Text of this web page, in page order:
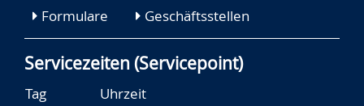
Formulare Geschäftsstellen
Servicezeiten (Servicepoint)
Tag
Uhrzeit